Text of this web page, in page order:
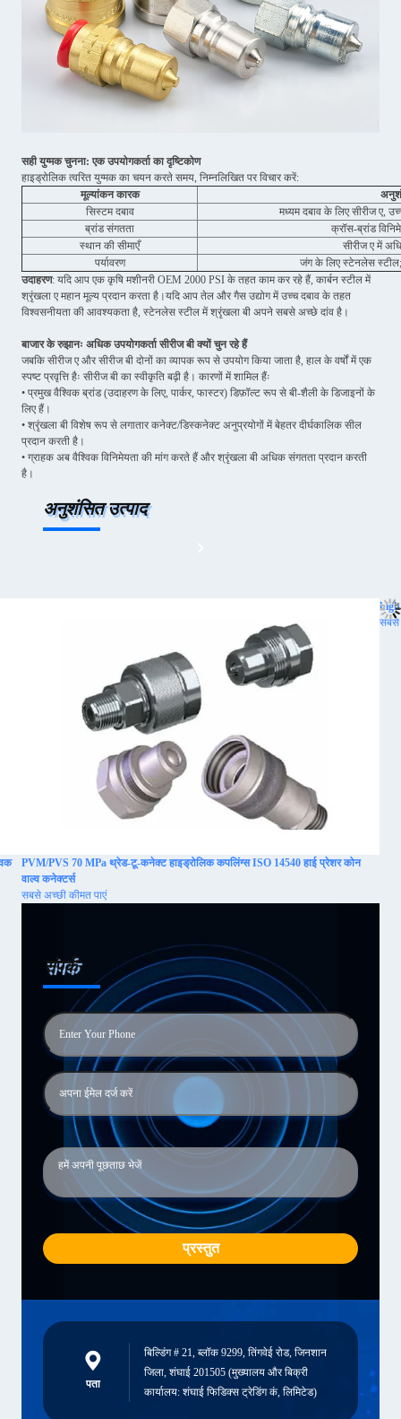
सही युग्मक चुनना: एक उपयोगकर्ता का दृष्टिकोण
हाइड्रोलिक त्वरित युग्मक का चयन करते समय, निम्नलिखित पर विचार करें:
मूल्यांकन कारक
सिस्टम दबाव
मध्यम दबाव के लिए सीरीज ए,
ब्रांड संगतता
क्रॉस-ब्रांड
स्थान की सीमाएँ
सीरीज ए में
पर्यावरण
जंग के लिए स्टेनलेस स्टील;
उदाहरण: यदि आप एक कृषि मशीनरी OEM 2000 PSI के तहत काम कर रहे हैं, कार्बन स्टील में
श्रृंखला ए महान मूल्य प्रदान करता है।यदि आप तेल और गैस उद्योग में उच्च दबाव के तहत
विश्वसनीयता की आवश्यकता है, स्टेनलेस स्टील में श्रृंखला बी अपने सबसे अच्छे दांव है।
बाजार के रुझानः अधिक उपयोगकर्ता सीरीज बी क्यों चुन रहे हैं
जबकि सीरीज ए और सीरीज बी दोनों का व्यापक रूप से उपयोग किया जाता है, हाल के वर्षों में एक
स्पष्ट प्रवृत्ति हैः सीरीज बी का स्वीकृति बढ़ी है। कारणों में शामिल हैंः
• प्रमुख वैश्विक ब्रांड (उदाहरण के लिए, पार्कर, फास्टर) डिफ़ॉल्ट रूप से बी-शैली के डिजाइनों के
लिए हैं।
• श्रृंखला बी विशेष रूप से लगातार कनेक्ट/डिस्कनेक्ट अनुप्रयोगों में बेहतर दीर्घकालिक सील
प्रदान करती है।
• ग्राहक अब वैश्विक विनिमेयता की मांग करते हैं और श्रृंखला बी अधिक संगतता प्रदान करती
है।
अनुशंसित उत्पाद
PVM/PVS 70 MPa थ्रेड-टू-कनेक्ट हाइड्रोलिक कपलिंग्स ISO 14540 हाई प्रेशर कोन
वाल्व कनेक्टर्स
सबसे अच्छी कीमत पाएं
सबसे
संपर्क
प्रस्तुत
पता
बिल्डिंग # 21, ब्लॉक 9299, तिंगवेई रोड, जिनशान
जिला, शंघाई 201505 (मुख्यालय और बिक्री
कार्यालय: शंघाई फिडिक्स ट्रेडिंग कं, लिमिटेड)